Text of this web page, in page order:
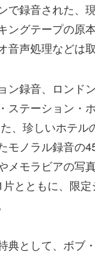
で録音された、
ングテープの原
音声処理などは
ン録音、ロンド
ステーション・
、珍しいホテ
モノラル録音の
メモラビアの写
片とともに、限
典として、ボブ